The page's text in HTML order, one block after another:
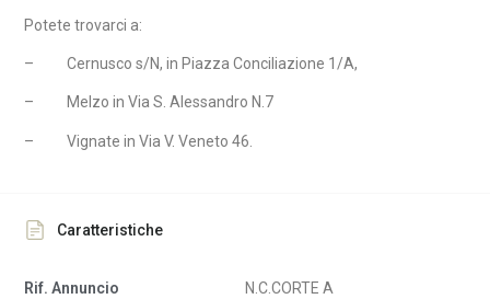
Potete trovarci a:
– Cernusco s/N, in Piazza Conciliazione 1/A,
– Melzo in Via S. Alessandro N.7
– Vignate in Via V. Veneto 46.
Caratteristiche
Rif. Annuncio N.C.CORTE A